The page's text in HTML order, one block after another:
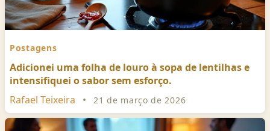
Postagens
Adicionei uma folha de louro à sopa de lentilhas e
intensifiquei o sabor sem esforço.
Rafael Teixeira
• 21 de março de 2026